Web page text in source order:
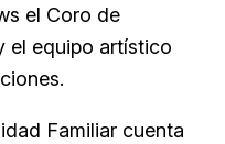
el Coro de
el equipo artístico
Familiar cuenta